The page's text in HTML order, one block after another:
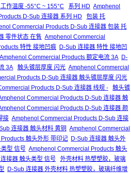
作温度 -55°C ~ 155°C 系列 HD Amphenol
D-Sub 连接器 系列 HD
包装 托
Commercial Products D-Sub 连接器 包装 托
零件状态 在售 Amphenol Commercial
特性 接地凹痕
D-Sub 连接器 特性 接地凹
Amphenol Commercial Products 额定电流 3A D-
3A 触头镀层厚度 闪光 Amphenol Commercial
Products D-Sub 连接器 触头镀层厚度 闪光
Products D-Sub 连接器 线规 -
触头镀
Commercial Products D-Sub 连接器 触
Commercial Products D-Sub 连接器 颜
接 Amphenol Commercial Products D-Sub 连接
连接器 触头材料 黄铜 Amphenol Commercial
触头外形 带印记 D-Sub 连接器 触头外
型 信号 Amphenol Commercial Products 触头
接器 触头类型 信号
外壳材料 热塑塑胶，玻璃
D-Sub 连接器 外壳材料 热塑塑胶，玻璃纤维增